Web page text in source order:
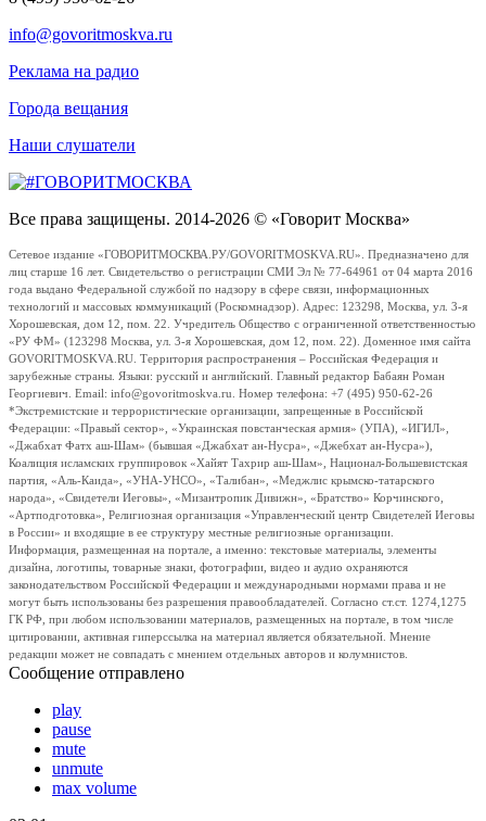
info@govoritmoskva.ru
Реклама на радио
Города вещания
Наши слушатели
Все права защищены. 2014-2026 © «Говорит Москва»
Сетевое издание «ГОВОРИТМОСКВА.РУ/GOVORITMOSKVA.RU». Предназначено для
лиц старше 16 лет. Свидетельство о регистрации СМИ Эл № 77-64961 от 04 марта 2016
года выдано Федеральной службой по надзору в сфере связи, информационных
технологий и массовых коммуникаций (Роскомнадзор). Адрес: 123298, Москва, ул. 3-я
Хорошевская, дом 12, пом. 22. Учредитель Общество с ограниченной ответственностью
«РУ ФМ» (123298 Москва, ул. 3-я Хорошевская, дом 12, пом. 22). Доменное имя сайта
GOVORITMOSKVA.RU. Территория распространения – Российская Федерация и
зарубежные страны. Языки: русский и английский. Главный редактор Бабаян Роман
Георгиевич. Email: info@govoritmoskva.ru. Номер телефона: +7 (495) 950-62-26
*Экстремистские и террористические организации, запрещенные в Российской
Федерации: «Правый сектор», «Украинская повстанческая армия» (УПА), «ИГИЛ»,
«Джабхат Фатх аш-Шам» (бывшая «Джабхат ан-Нусра», «Джебхат ан-Нусра»),
Коалиция исламских группировок «Хайят Тахрир аш-Шам», Национал-Большевистская
партия, «Аль-Каида», «УНА-УНСО», «Талибан», «Меджлис крымско-татарского
народа», «Свидетели Иеговы», «Мизантропик Дивижн», «Братство» Корчинского,
«Артподготовка», Религиозная организация «Управленческий центр Свидетелей Иеговы
в России» и входящие в ее структуру местные религиозные организации.
Информация, размещенная на портале, а именно: текстовые материалы, элементы
дизайна, логотипы, товарные знаки, фотографии, видео и аудио охраняются
законодательством Российской Федерации и международными нормами права и не
могут быть использованы без разрешения правообладателей. Согласно ст.ст. 1274,1275
ГК РФ, при любом использовании материалов, размещенных на портале, в том числе
цитировании, активная гиперссылка на материал является обязательной. Мнение
редакции может не совпадать с мнением отдельных авторов и колумнистов.
Сообщение отправлено
play
pause
mute
unmute
max volume